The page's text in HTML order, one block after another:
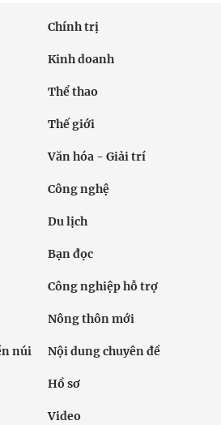
Chính trị
Kinh doanh
Thể thao
Thế giới
Văn hóa - Giải trí
Công nghệ
Du lịch
Bạn đọc
Công nghiệp hỗ trợ
Nông thôn mới
núi Nội dung chuyên đề
Hồ sơ
Video